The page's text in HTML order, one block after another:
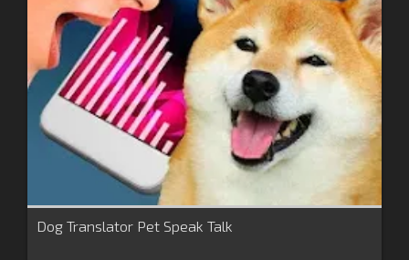
Dog Translator Pet Speak Talk